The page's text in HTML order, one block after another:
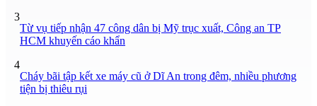
3
Từ vụ tiếp nhận 47 công dân bị Mỹ trục xuất, Công an TP
HCM khuyến cáo khẩn
4
Cháy bãi tập kết xe máy cũ ở Dĩ An trong đêm, nhiều phương
tiện bị thiêu rụi